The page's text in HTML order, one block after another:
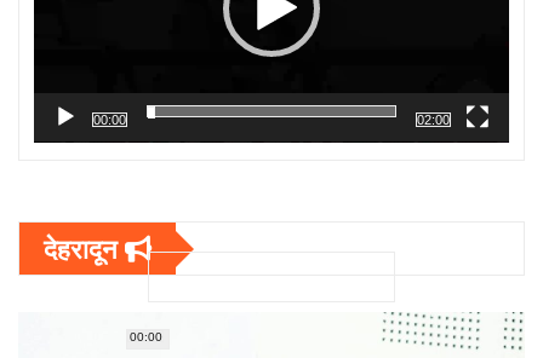
00:00
00:00
02:00
देहरादून